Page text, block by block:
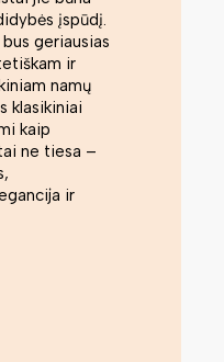
įspūdį.
geriausias
ir
namų
klasikiniai
kaip
ne tiesa –
ir